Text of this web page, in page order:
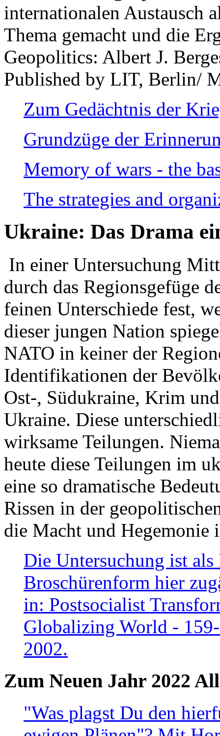
internationalen Austausch
Thema gemacht und die
Geopolitics: Albert J.
Published by LIT, Berlin/
Zum Gedächtnis der
Grundzüge der
Memory of wars - the
The strategies and
Ukraine: Das Drama
In einer Untersuchung
durch das Regionsgefüge
feinen Unterschiede fest,
dieser jungen Nation
NATO in keiner der
Identifikationen der
Ost-, Südukraine, Krim
Ukraine. Diese
wirksame Teilungen.
heute diese Teilungen im
eine so dramatische
Rissen in der
die Macht und Hegemonie
Die Untersuchung ist
Broschürenform hier
in: Postsocialist
Globalizing World -
2002.
Zum Neuen Jahr 2022
"Was plagst Du den